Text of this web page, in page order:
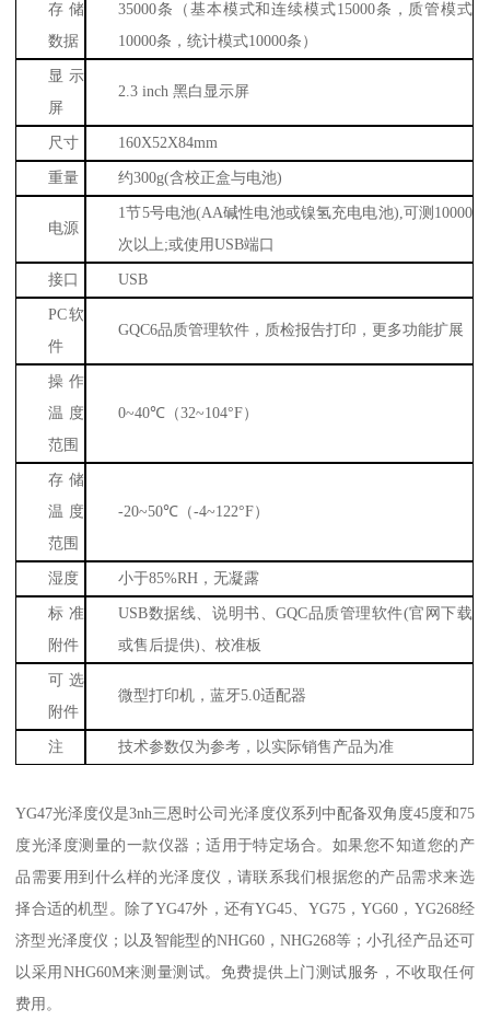
存储
数据
35000条（基本模式和连续模式15000条，质管模式
10000条，统计模式10000条）
显示
屏
2.3 inch黑白显示屏
尺寸 160X52X84mm
重量 约300g(含校正盒与电池)
电源
1节5号电池(AA碱性电池或镍氢充电电池),可测 10000
次以上;或使用USB端口
接口 USB
PC软
件
GQC6品质管理软件，质检报告打印，更多功能扩展
操作
温度
范围
0~40℃（32~104°F）
存储
温度
范围
-20~50℃（-4~122°F）
湿度 小于85%RH ，无凝露
标准
附件
USB数据线、说明书、GQC品质管理软件(官网下载
或售后提供)、校准板
可选
附件
微型打印机，蓝牙5.0适配器
注 技术参数仅为参考，以实际销售产品为准
YG47光泽度仪是3nh三恩时公司光泽度仪系列中配备双角度45度和 75
度光泽度测量的一款仪器；适用于特定场合。如果您不知道您的产
品需要用到什么样的光泽度仪，请联系我们根据您的产品需求来选
择合适的机型。除了YG47外，还有YG45、 YG75，YG60 ， YG268经
济型光泽度仪；以及智能型的NHG60， NHG268等；小孔径产品还可
以采用 NHG60M来测量测试。免费提供上门测试服务，不收取任何
费用。